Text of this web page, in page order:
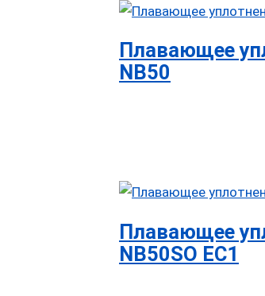
Плавающее
NB50
Плавающее
NB50SO EC1